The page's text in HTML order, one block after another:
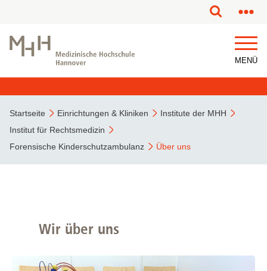
MENÜ
Startseite Einrichtungen & Kliniken
Institute der MHH
Institut für Rechtsmedizin
Forensische Kinderschutzambulanz
Über uns
Wir über uns